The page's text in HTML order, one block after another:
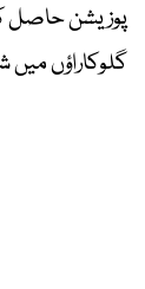
پوزیشن حاصل
گلوکاراؤں میں